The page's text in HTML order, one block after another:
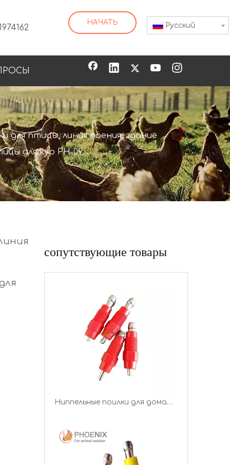
НАЧАТЬ Pусский
для птицы, линия поения, здание
для кур PH-09
сопутствующие товары
ПХ-05 Нержавеющая сталь 304 Нажимает поилку сосков для птицы для птицы